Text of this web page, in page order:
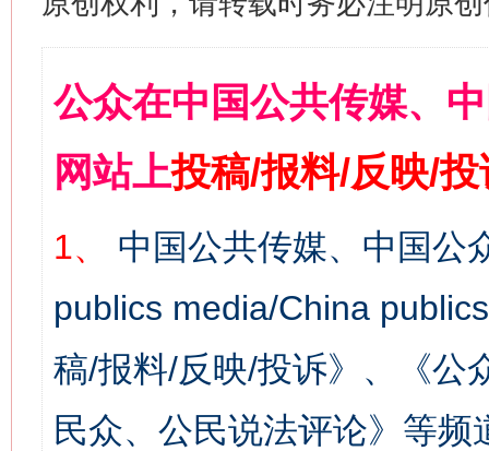
公众在中国公共传媒、
网站上投稿/报料/反映/
1、
中国公共传媒、中国公
publics media/China
稿/报料/反映/投诉》、《公
民众、公民说法评论》等